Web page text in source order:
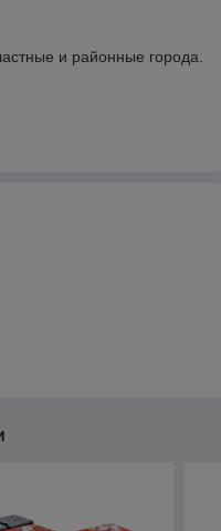
и районные города.